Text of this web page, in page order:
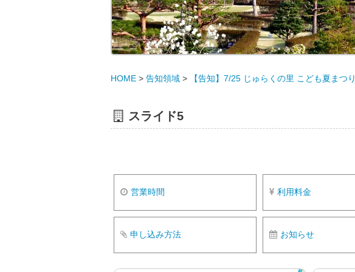
HOME > 告知領域 > 【告知】7/25 じゅらくの里 こども夏まつり
スライド5
営業時間 利用料金
申し込み方法 お知らせ